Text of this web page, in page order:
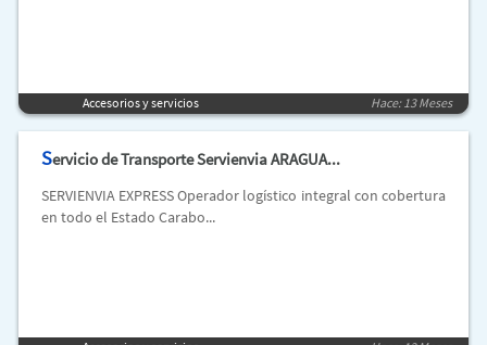
Accesorios y servicios Hace: 13 Meses
Servicio de Transporte Servienvia ARAGUA...
SERVIENVIA EXPRESS Operador logístico integral con cobertura
en todo el Estado Carabo...